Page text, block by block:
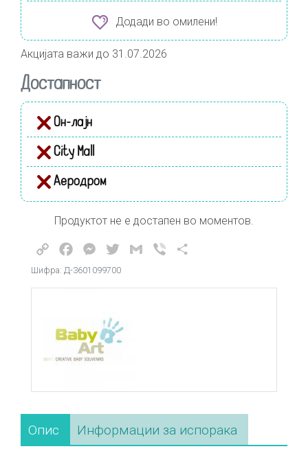
Додади во омилени!
Акцијата важи до 31.07.2026
Достапност
Он-лајн
City Mall
Аеродром
Продуктот не е достапен во моментов.
Copy
Link
FacebookMessenger
TwitterGmail Viber
Шифра: Д-3601099700
Опис Информации за испорака